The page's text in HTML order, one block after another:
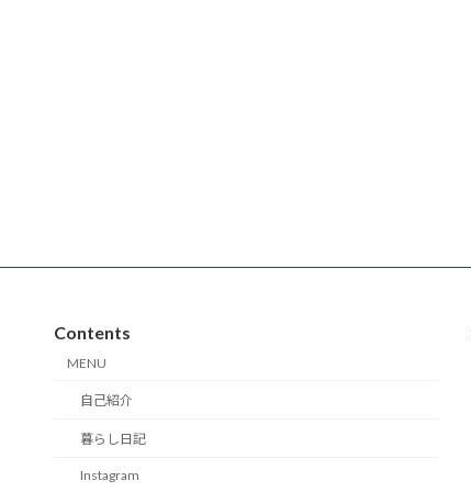
Contents
MENU
自己紹介
暮らし日記
Instagram